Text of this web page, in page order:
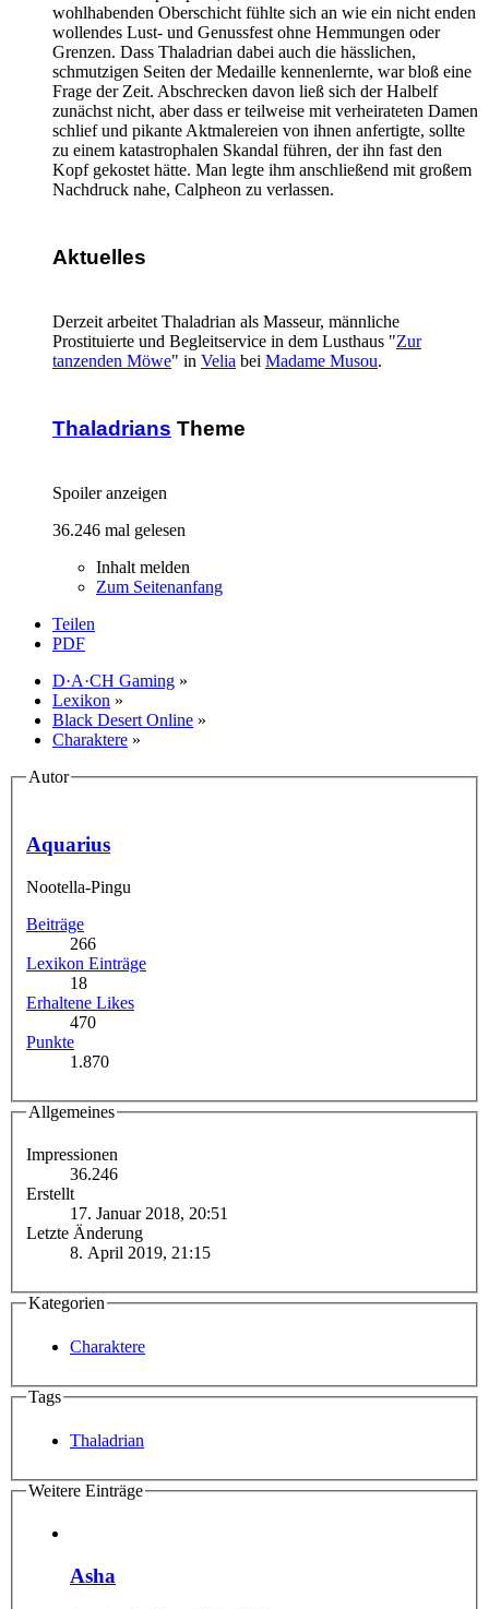
wohlhabenden Oberschicht fühlte sich an wie ein nicht enden
wollendes Lust- und Genussfest ohne Hemmungen oder
Grenzen. Dass Thaladrian dabei auch die hässlichen,
schmutzigen Seiten der Medaille kennenlernte, war bloß eine
Frage der Zeit. Abschrecken davon ließ sich der Halbelf
zunächst nicht, aber dass er teilweise mit verheirateten Damen
schlief und pikante Aktmalereien von ihnen anfertigte, sollte
zu einem katastrophalen Skandal führen, der ihn fast den
Kopf gekostet hätte. Man legte ihm anschließend mit großem
Nachdruck nahe, Calpheon zu verlassen.
Aktuelles
Derzeit arbeitet Thaladrian als Masseur, männliche
Prostituierte und Begleitservice in dem Lusthaus "Zur
tanzenden Möwe" in Velia bei Madame Musou.
Thaladrians Theme
Spoiler anzeigen
36.246 mal gelesen
Inhalt melden
Zum Seitenanfang
Teilen
PDF
D·A·CH Gaming »
Lexikon »
Black Desert Online »
Charaktere »
Autor
Aquarius
Nootella-Pingu
Beiträge
266
Lexikon Einträge
18
Erhaltene Likes
470
Punkte
1.870
Allgemeines
Impressionen
36.246
Erstellt
17. Januar 2018, 20:51
Letzte Änderung
8. April 2019, 21:15
Kategorien
Charaktere
Tags
Thaladrian
Weitere Einträge
Asha